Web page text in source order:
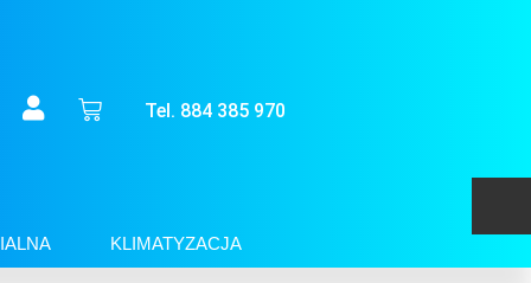
Tel. 884 385 970
KLIMATYZACJA